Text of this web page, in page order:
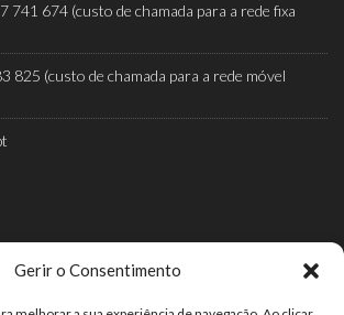
Gerir o Consentimento
741 674 (custo de chamada para a rede fixa
825 (custo de chamada para a rede móvel
Industrial e Comercial do Café) é a
de café.